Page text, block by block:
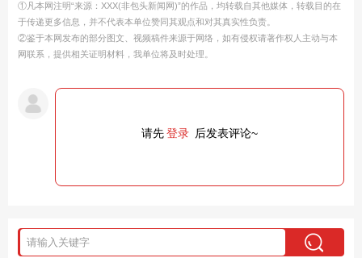
①凡本网注明“来源：XXX(非包头新闻网)”的作品，均转载自其他媒体，转载目的在
于传递更多信息，并不代表本单位赞同其观点和对其真实性负责。
②鉴于本网发布的部分图文、视频稿件来源于网络，如有侵权请著作权人主动与本
网联系，提供相关证明材料，我单位将及时处理。
请先登录 后发表评论~